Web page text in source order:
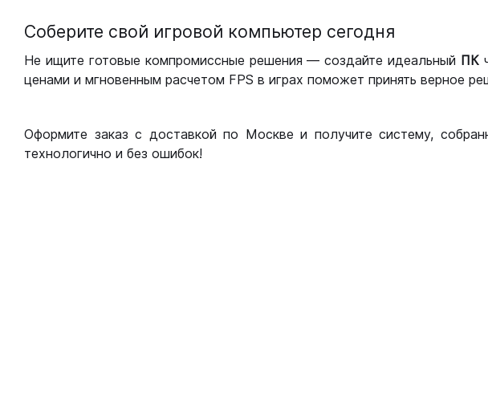
Соберите свой игровой компьютер сегодня
Не ищите готовые компромиссные решения — создайте идеальный ПК
ценами и мгновенным расчетом FPS в играх поможет принять верное
Оформите заказ с доставкой по Москве и получите систему,
технологично и без ошибок!